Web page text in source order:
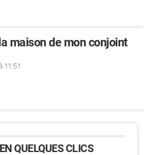
maison de mon conjoint
11:51
QUELQUES CLICS